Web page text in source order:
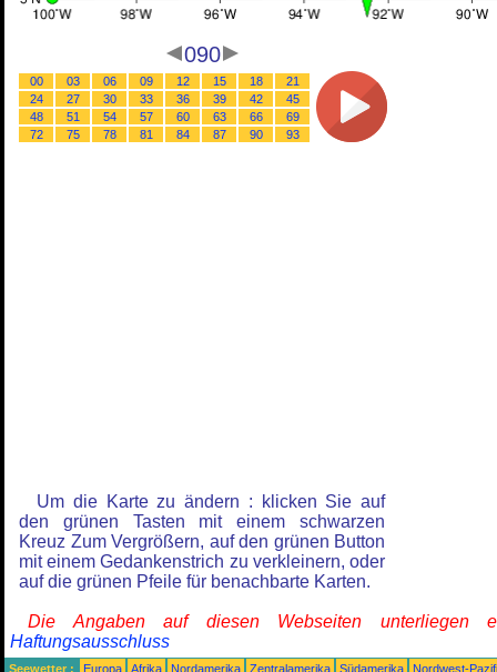
090
00 03 06 09 12 15 18
21
24
27 30 33 36 39 42
45
48
51 54 57 60 63 66
69
72
75 78 81 84 87 90 93
Um die Karte zu ändern : klicken Sie auf
den grünen Tasten mit einem schwarzen
Kreuz Zum Vergrößern, auf den grünen Button
mit einem Gedankenstrich zu verkleinern, oder
auf die grünen Pfeile für benachbarte Karten.
Die Angaben auf diesen Webseiten unterliegen
Haftungsausschluss
Seewetter : Europa Afrika Nordamerika Zentralamerika Südamerika
Nordwest-